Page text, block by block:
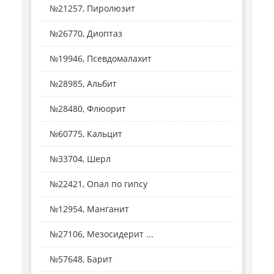
№21257, Пиролюзит
№26770, Диоптаз
№19946, Псевдомалахит
№28985, Альбит
№28480, Флюорит
№60775, Кальцит
№33704, Шерл
№22421, Опал по гипсу
№12954, Манганит
№27106, Мезосидерит ...
№57648, Барит